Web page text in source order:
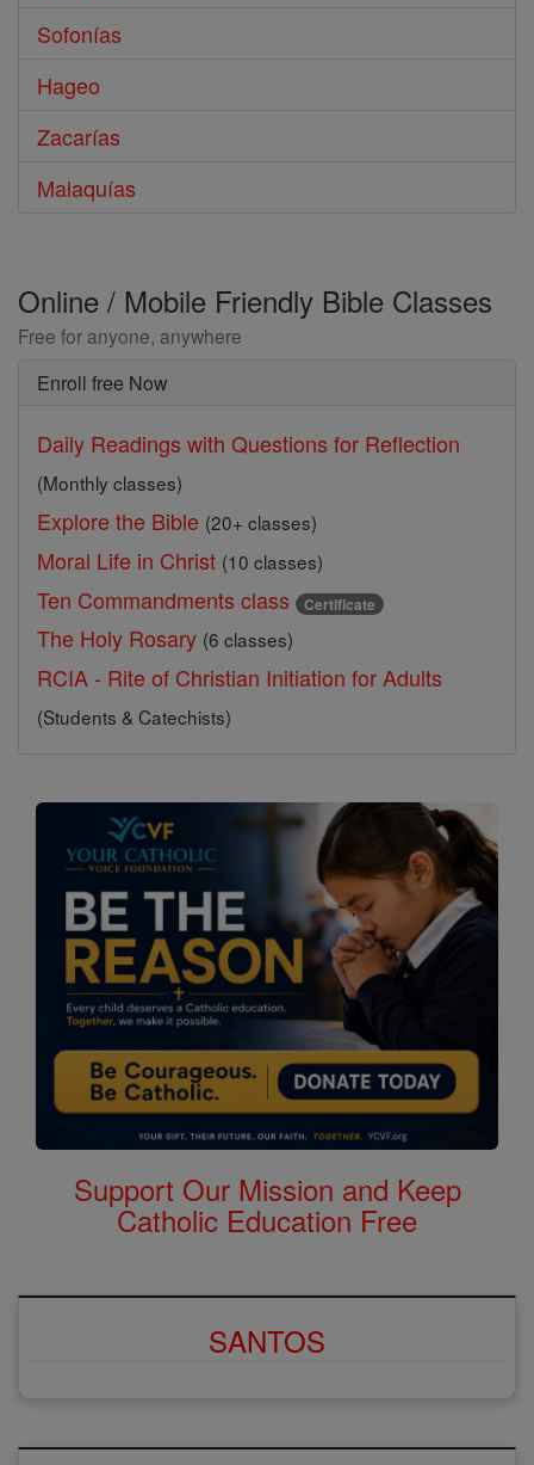
Sofonías
Hageo
Zacarías
Malaquías
Online / Mobile Friendly Bible Classes
Free for anyone, anywhere
Enroll free Now
Daily Readings with Questions for Reflection
(Monthly classes)
Explore the Bible (20+ classes)
Moral Life in Christ (10 classes)
Ten Commandments class Certificate
The Holy Rosary (6 classes)
RCIA - Rite of Christian Initiation for Adults
(Students & Catechists)
Support Our Mission and Keep
Catholic Education Free
SANTOS